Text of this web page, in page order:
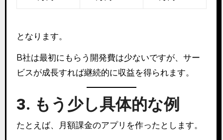
となります。
B社は最初にもらう開発費は少ないですが、サー
ビスが成長すれば継続的に収益を得られます。
3. もう少し具体的な例
たとえば、月額課金のアプリを作ったとします。